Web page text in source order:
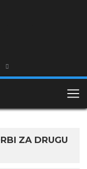
ZA DRUGU